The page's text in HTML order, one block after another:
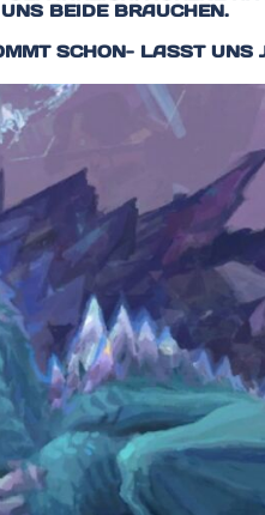
BEIDE BRAUCHEN.
SCHON- LASST UNS